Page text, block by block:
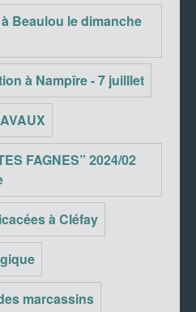
Beaulou le dimanche
à Nampîre - 7 juilllet
FAGNES” 2024/02
à Cléfay
marcassins